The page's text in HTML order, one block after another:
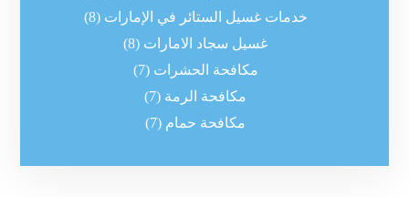
خدمات غسيل الستائر في الإمارات (8)
غسيل سجاد الامارات (8)
مكافحة الحشرات (7)
مكافحة الرمة (7)
مكافحة حمام (7)